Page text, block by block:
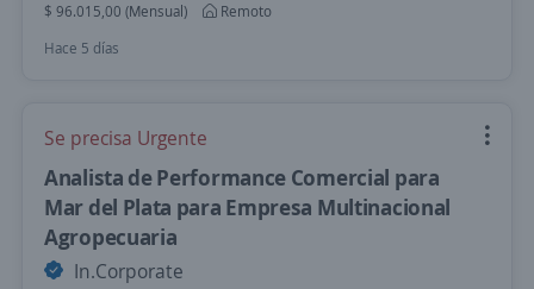
$ 96.015,00 (Mensual)
Remoto
Hace 5 días
Se precisa Urgente
Analista de Performance Comercial para
Mar del Plata para Empresa Multinacional
Agropecuaria
In.Corporate